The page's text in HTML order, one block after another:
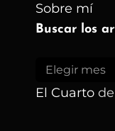
Sobre mí
Buscar los
Buscar
los
El Cuarto de